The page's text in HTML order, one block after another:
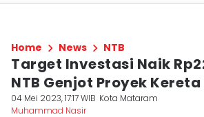
Home News NTB
Target Investasi Naik
NTB Genjot Proyek
04 Mei 2023, 17:17 WIB Kota Mataram
Muhammad Nasir